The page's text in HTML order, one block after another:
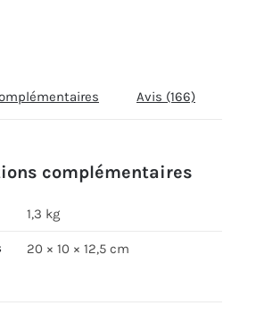
Avis (166)
complémentaires
1,3 kg
20 × 10 × 12,5 cm